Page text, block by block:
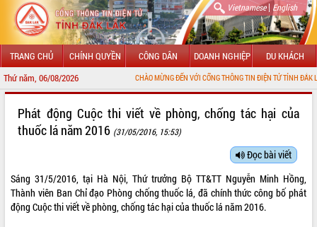
Vietnamese| English
TRANG CHỦ CHÍNH QUYỀN CÔNG DÂN DOANH NGHIỆP DU KHÁCH
Thứ năm, 06/08/2026 CHÀO MỪNG ĐẾN VỚI CỔNG THÔNG TIN ĐIỆN TỬ TỈNH ĐẮK LẮK
LÃNH ĐẠO UBND TỈNH
SỞ, BAN, NGÀNH
Phát động Cuộc thi viết về phòng, chống tác hại của
thuốc lá năm 2016 (31/05/2016, 15:53)
Đọc bài viết
Sáng 31/5/2016, tại Hà Nội, Thứ trưởng Bộ TT&TT Nguyễn Minh Hồng,
Thành viên Ban Chỉ đạo Phòng chống thuốc lá, đã chính thức công bố phát
động Cuộc thi viết về phòng, chống tác hại của thuốc lá năm 2016.